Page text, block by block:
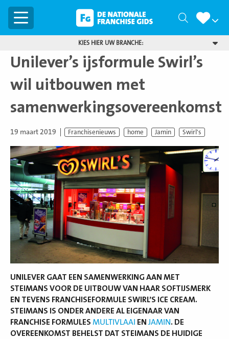
Menu Zoeken
KIES HIER UW BRANCHE:
Unilever’s ijsformule Swirl’s
wil uitbouwen met
samenwerkingsovereenkomst
19 maart 2019 Franchisenieuws home Jamin Swirl's
UNILEVER GAAT EEN SAMENWERKING AAN MET
STEIMANS VOOR DE UITBOUW VAN HAAR SOFTIJSMERK
EN TEVENS FRANCHISEFORMULE SWIRL’S ICE CREAM.
STEIMANS IS ONDER ANDERE AL EIGENAAR VAN
FRANCHISE FORMULES MULTIVLAAI EN JAMIN. DE
OVEREENKOMST BEHELST DAT STEIMANS DE HUIDIGE